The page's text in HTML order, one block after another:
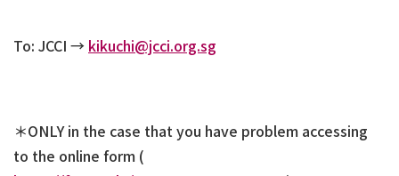
To: JCCI → kikuchi@jcci.org.sg
＊ONLY in the case that you have problem accessing
to the online form (